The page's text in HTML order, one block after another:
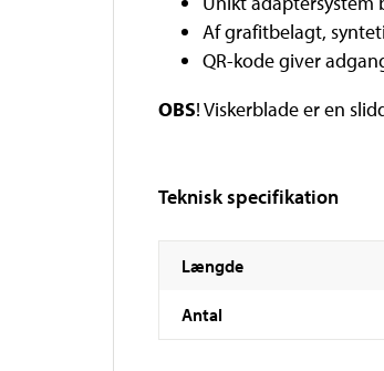
Af grafitbelagt,
QR-kode giver
OBS! Viskerblade er en
Teknisk specifikation
Længde
Antal